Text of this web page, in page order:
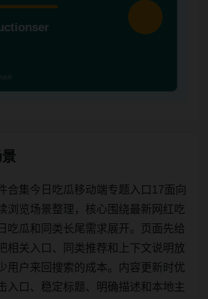
合集今日吃瓜移动端专题入口17面向
浏览场景整理，核心围绕最新网红吃
吃瓜和同类长尾需求展开。页面先给
相关入口、同类推荐和上下文说明放
用户来回搜索的成本。内容更新时优
入口、稳定标题、明确描述和本地主